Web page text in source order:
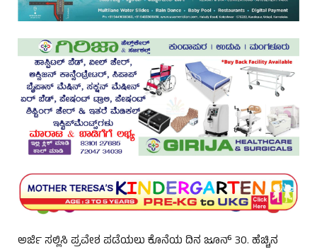
ಅರ್ಜಿ ಸಲ್ಲಿಸಿ ಪ್ರವೇಶ ಪಡೆಯಲು ಕೊನೆಯ ದಿನ ಜೂನ್ 30. ಹೆಚ್ಚಿನ